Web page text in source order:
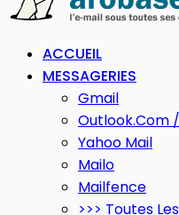
ACCUEIL
MESSAGERIES
Gmail
Outlook.com
Yahoo Mail
Mailo
Mailfence
>>> Toutes